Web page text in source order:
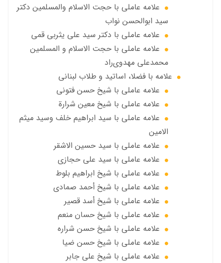
علامه عاملي با حجت الاسلام والمسلمين دکتر
سید ابوالحسن نواب
علامه عاملي با دكتر سيد علي يثربي قمي
علامه عاملي با حجت الاسلام و المسلمین
محمدعلی مهدوی‌راد
علامه با فضلا، اساتید و طلاب لبنانی
علامه عاملي با شيخ حسن فتوني
علامه عاملي با شيخ معين شرارة
علامه عاملي با سید ابراهیم خلف وسید میثم
الامين
علامه عاملي با سيد حسين الاشقر
علامه عاملي با سيد علي حجازي
علامه عاملي با شيخ ابراهيم بلوط
علامه عاملي با شيخ أحمد صمادي
علامه عاملي با شيخ أسد قصير
علامه عاملي با شيخ حسان منعم
علامه عاملي با شيخ حسن شراره
علامه عاملي با شيخ حسن ضيا
علامه عاملي با شيخ علي جابر